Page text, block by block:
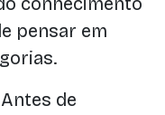
pensar em
Antes de